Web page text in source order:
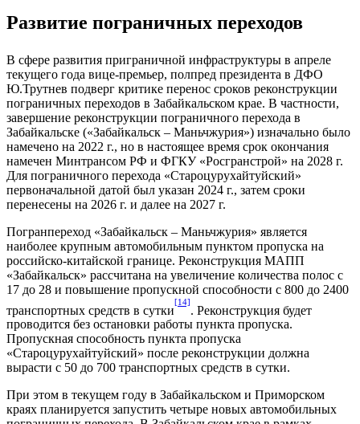
Развитие пограничных переходов
В сфере развития приграничной инфраструктуры в апреле
текущего года вице-премьер, полпред президента в ДФО
Ю.Трутнев подверг критике перенос сроков реконструкции
пограничных переходов в Забайкальском крае. В частности,
завершение реконструкции пограничного перехода в
Забайкальске («Забайкальск – Маньчжурия») изначально было
намечено на 2022 г., но в настоящее время срок окончания
намечен Минтрансом РФ и ФГКУ «Росгранстрой» на 2028 г.
Для пограничного перехода «Староцурухайтуйский»
первоначальной датой был указан 2024 г., затем сроки
перенесены на 2026 г. и далее на 2027 г.
Погранпереход «Забайкальск – Маньчжурия» является
наиболее крупным автомобильным пунктом пропуска на
российско-китайской границе. Реконструкция МАПП
«Забайкальск» рассчитана на увеличение количества полос с
17 до 28 и повышение пропускной способности с 800 до 2400
транспортных средств в сутки
[14]
. Реконструкция будет
проводится без остановки работы пункта пропуска.
Пропускная способность пункта пропуска
«Староцурухайтуйский» после реконструкции должна
вырасти с 50 до 700 транспортных средств в сутки.
При этом в текущем году в Забайкальском и Приморском
краях планируется запустить четыре новых автомобильных